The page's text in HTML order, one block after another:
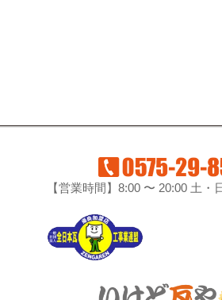
【営業時間】8:00 〜 20:00 土・